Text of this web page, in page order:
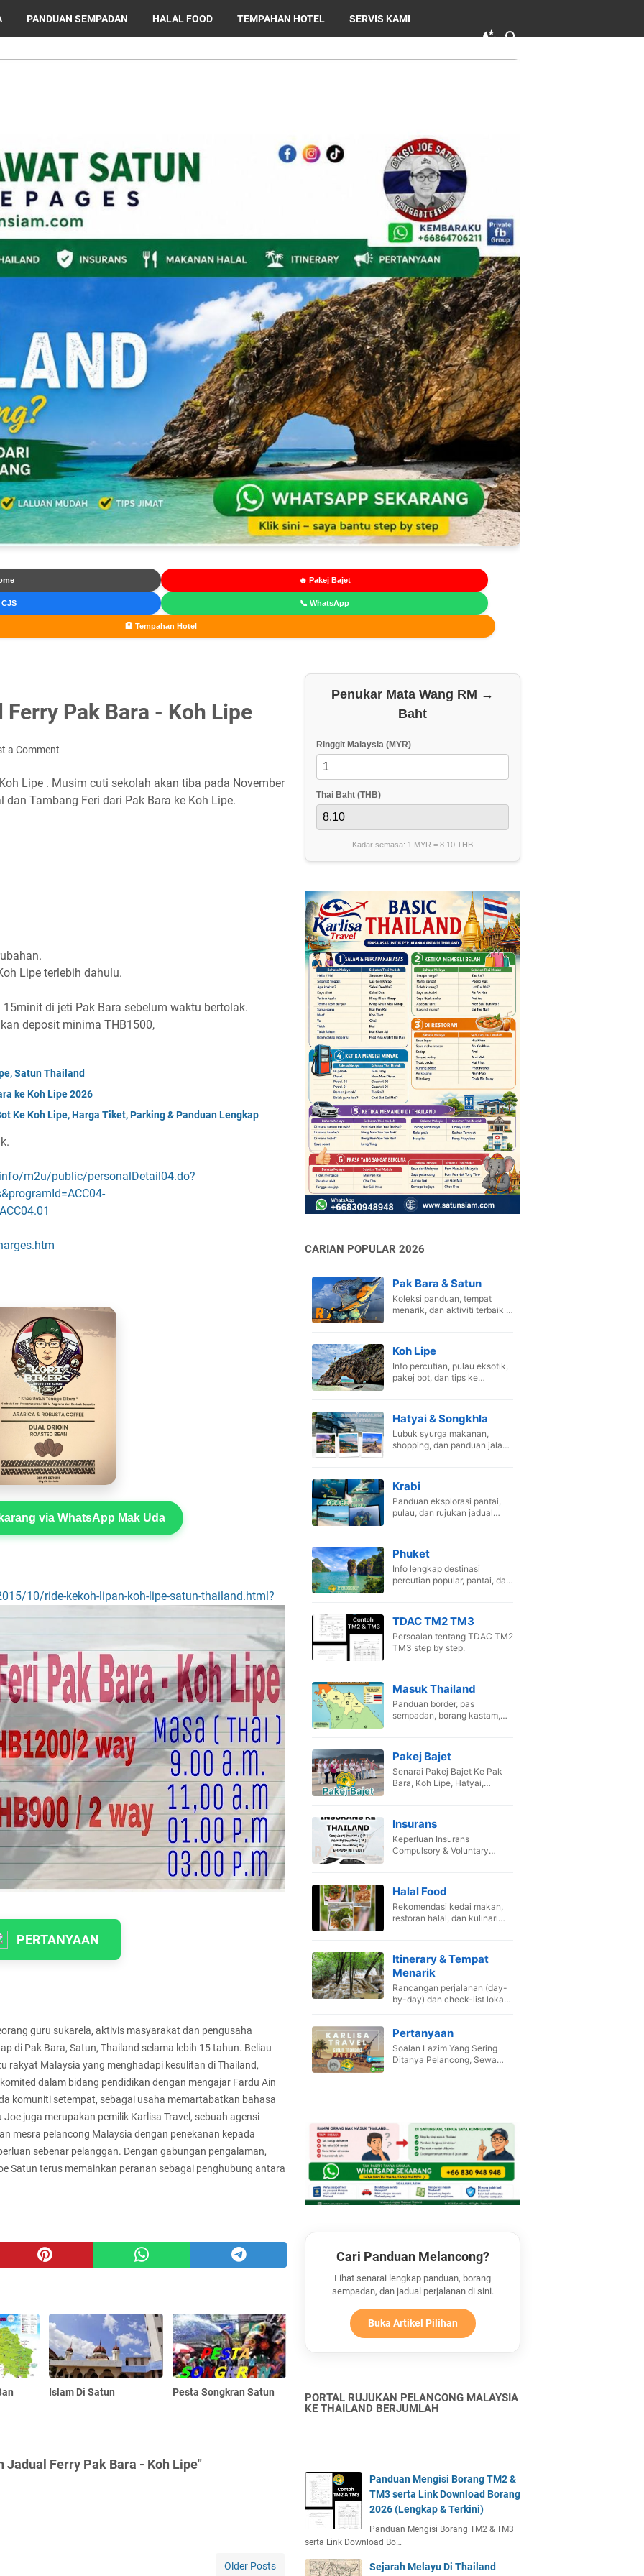
PANDUAN SEMPADAN HALAL FOOD TEMPAHAN HOTEL SERVIS KAMI
🔥 Pakej Bajet
📞 WhatsApp
🏨 Tempahan Hotel
Pak Bara - Koh Lipe
a Comment
Lipe . Musim cuti sekolah akan tiba pada November
Tambang Feri dari Pak Bara ke Koh Lipe.
Lipe terlebih dahulu.
di jeti Pak Bara sebelum waktu bertolak.
deposit minima THB1500,
Satun Thailand
ke Koh Lipe 2026
Ke Koh Lipe, Harga Tiket, Parking & Panduan Lengkap
/m2u/public/personalDetail04.do?
programId=ACC04-
ACC04.01
via WhatsApp Mak Uda
10/ride-kekoh-lipan-koh-lipe-satun-thailand.html?
PERTANYAAN
guru sukarela, aktivis masyarakat dan pengusaha
di Pak Bara, Satun, Thailand selama lebih 15 tahun. Beliau
rakyat Malaysia yang menghadapi kesulitan di Thailand,
dalam bidang pendidikan dengan mengajar Fardu Ain
komuniti setempat, sebagai usaha memartabatkan bahasa
juga merupakan pemilik Karlisa Travel, sebuah agensi
mesra pelancong Malaysia dengan penekanan kepada
sebenar pelanggan. Dengan gabungan pengalaman,
Satun terus memainkan peranan sebagai penghubung antara
Islam Di Satun Pesta Songkran Satun
Ferry Pak Bara - Koh Lipe"
Older Posts
Penukar Mata Wang RM →
Baht
Ringgit Malaysia (MYR)
Thai Baht (THB)
Kadar semasa: 1 MYR = 8.10 THB
CARIAN POPULAR 2026
Pak Bara & Satun
Koleksi panduan, tempat
menarik, dan aktiviti terbaik di
Koh Lipe
Info percutian, pulau eksotik,
pakej bot, dan tips ke
Hatyai & Songkhla
Lubuk syurga makanan,
shopping, dan panduan jalan-
Krabi
Panduan eksplorasi pantai,
pulau, dan rujukan jadual
Phuket
Info lengkap destinasi
percutian popular, pantai, dan
TDAC TM2 TM3
Persoalan tentang TDAC TM2
TM3 step by step.
Masuk Thailand
Panduan border, pas
sempadan, borang kastam,
Pakej Bajet
Senarai Pakej Bajet Ke Pak
Bara, Koh Lipe, Hatyai,
Insurans
Keperluan Insurans
Compulsory & Voluntary
Halal Food
Rekomendasi kedai makan,
restoran halal, dan kulinari
Itinerary & Tempat
Menarik
Rancangan perjalanan (day-
by-day) dan check-list lokasi
Pertanyaan
Soalan Lazim Yang Sering
Ditanya Pelancong, Sewa
Cari Panduan Melancong?
Lihat senarai lengkap panduan, borang
sempadan, dan jadual perjalanan di sini.
Buka Artikel Pilihan
PORTAL RUJUKAN PELANCONG MALAYSIA
KE THAILAND BERJUMLAH
Panduan Mengisi Borang TM2 &
TM3 serta Link Download Borang
2026 (Lengkap & Terkini)
Panduan Mengisi Borang TM2 & TM3
serta Link Download Bo…
Sejarah Melayu Di Thailand